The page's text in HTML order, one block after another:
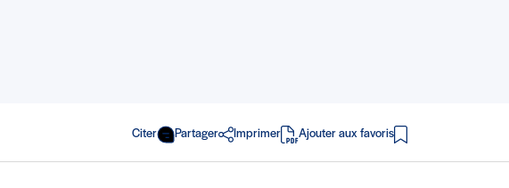
Citer Partager Imprimer
en PDF
Ajouter aux favoris